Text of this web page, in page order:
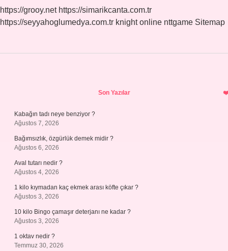
https://grooy.net https://simarikcanta.com.tr
https://seyyahoglumedya.com.tr knight online nttgame Sitemap
Son Yazılar
Kabağın tadı neye benziyor ?
Ağustos 7, 2026
Bağımsızlık, özgürlük demek midir ?
Ağustos 6, 2026
Aval tutarı nedir ?
Ağustos 4, 2026
1 kilo kıymadan kaç ekmek arası köfte çıkar ?
Ağustos 3, 2026
10 kilo Bingo çamaşır deterjanı ne kadar ?
Ağustos 3, 2026
1 oktav nedir ?
Temmuz 30, 2026